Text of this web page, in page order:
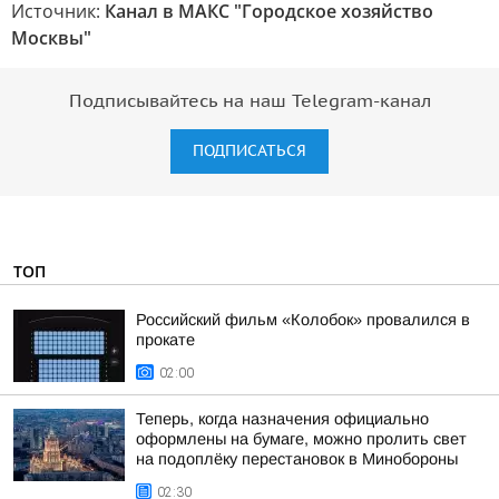
Источник: Канал в МАКС "Городское хозяйство
Москвы"
Подписывайтесь на наш Telegram-канал
ПОДПИСАТЬСЯ
ТОП
Российский фильм «Колобок» провалился в
прокате
02:00
Теперь, когда назначения официально
оформлены на бумаге, можно пролить свет
на подоплёку перестановок в Минобороны
02:30